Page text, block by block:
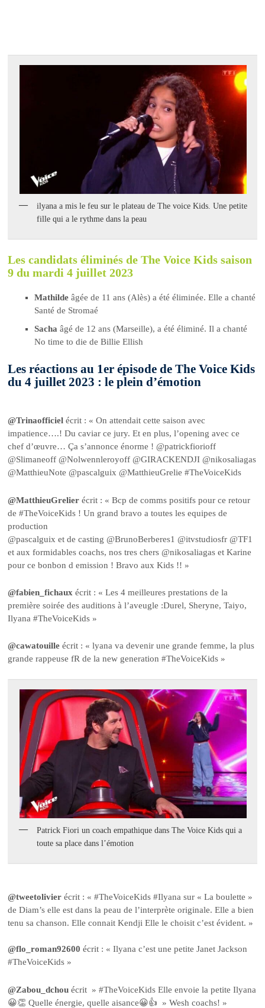
ilyana a mis le feu sur le plateau de The voice Kids. Une petite
fille qui a le rythme dans la peau
Les candidats éliminés de The Voice Kids saison
9 du mardi 4 juillet 2023
Mathilde âgée de 11 ans (Alès) a été éliminée. Elle a chanté
Santé de Stromaé
Sachaâgé de 12 ans (Marseille), a été éliminé. Il a chanté
No time to die de Billie Ellish
Les réactions au 1er épisode de The Voice Kids
du 4 juillet 2023 : le plein d’émotion
@Trinaofficiel écrit : « On attendait cette saison avec
impatience….! Du caviar ce jury. Et en plus, l’opening avec ce
chef d’œuvre… Ça s’annonce énorme ! @patrickfiorioff
@Slimaneoff @Nolwennleroyoff @GIRACKENDJI @nikosaliagas
@MatthieuNote @pascalguix @MatthieuGrelie #TheVoiceKids
@MatthieuGrelierécrit : « Bcp de comms positifs pour ce retour
de #TheVoiceKids ! Un grand bravo a toutes les equipes de
production
@pascalguix et de casting @BrunoBerberes1 @itvstudiosfr @TF1
et aux formidables coachs, nos tres chers @nikosaliagas et Karine
pour ce bonbon d emission ! Bravo aux Kids !! »
@fabien_fichauxécrit : « Les 4 meilleures prestations de la
première soirée des auditions à l’aveugle :Durel, Sheryne, Taiyo,
Ilyana #TheVoiceKids »
@cawatouille écrit : « lyana va devenir une grande femme, la plus
grande rappeuse fR de la new generation #TheVoiceKids »
Patrick Fiori un coach empathique dans The Voice Kids qui a
toute sa place dans l’émotion
@tweetolivier écrit : « #TheVoiceKids #Ilyana sur « La boulette »
de Diam’s elle est dans la peau de l’interprète originale. Elle a bien
tenu sa chanson. Elle connait Kendji Elle le choisit c’est évident. »
@flo_roman92600 écrit : « Ilyana c’est une petite Janet Jackson
#TheVoiceKids »
@Zabou_dchou écrit » #TheVoiceKids Elle envoie la petite Ilyana
😀👏 Quelle énergie, quelle aisance😀👍 » Wesh coachs! »